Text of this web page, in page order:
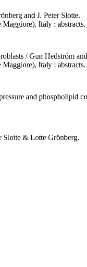
and J. Peter Slotte.
Italy :
/ Gun Hedström
Italy :
and phospholipid
Slotte & Lotte Grönberg.